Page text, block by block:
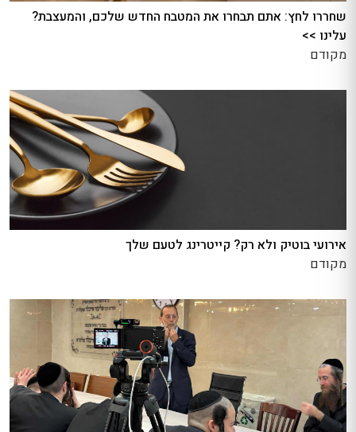
שחררו לחץ: אתם תבחרו את המטבח החדש שלכם, והמעצבת?
עלינו >>
מקודם
אירועי בוטיק ולא רק? קייטרינג לטעם שלך
מקודם